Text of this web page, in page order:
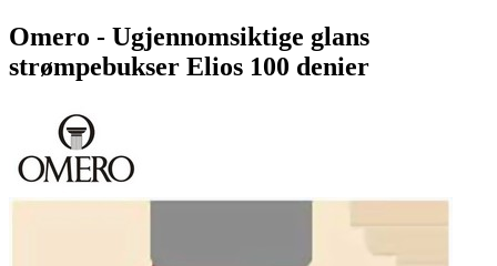
Omero - Ugjennomsiktige glans
strømpebukser Elios 100 denier